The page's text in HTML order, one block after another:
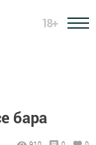
18+
бара